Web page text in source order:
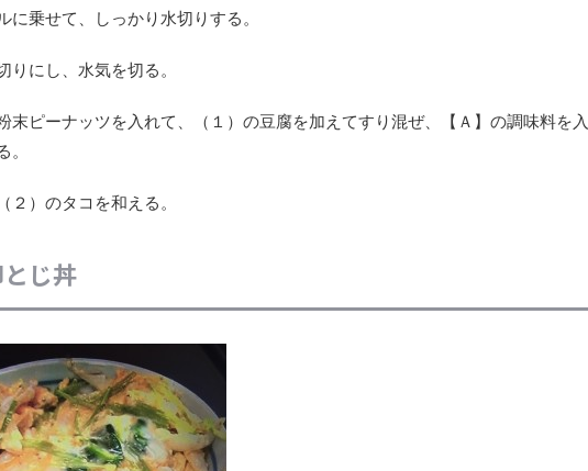
に乗せて、しっかり水切りする。
りにし、水気を切る。
末ピーナッツを入れて、（１）の豆腐を加えてすり混ぜ、【Ａ】の調味料を入
２）のタコを和える。
じ丼